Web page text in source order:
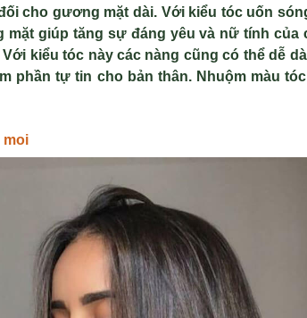
ối cho gương mặt dài. Với kiểu tóc uốn s
mặt giúp tăng sự đáng yêu và nữ tính của
Với kiểu tóc này các nàng cũng có thể dễ d
phần tự tin cho bản thân. Nhuộm màu
moi